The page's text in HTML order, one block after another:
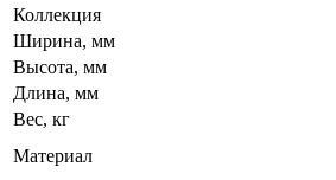
Коллекция
Ширина, мм
Высота, мм
Длина, мм
Вес, кг
Материал